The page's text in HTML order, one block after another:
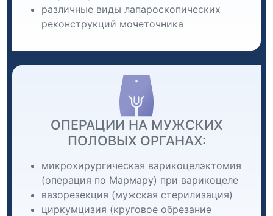
различные виды лапароскопических
реконструкций мочеточника
ОПЕРАЦИИ НА МУЖСКИХ
ПОЛОВЫХ ОРГАНАХ:
микрохирургическая варикоцелэктомия
(операция по Мармару) при варикоцеле
вазорезекция (мужская стерилизация)
циркумцизия (круговое обрезание